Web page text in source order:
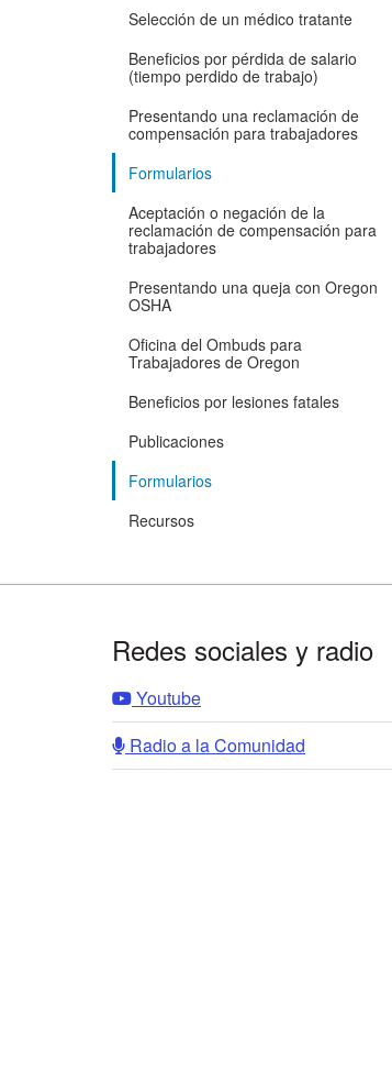
Selección de un médico tratante
Beneficios por pérdida de salario
(tiempo perdido de trabajo)
Presentando una reclamación de
compensación para trabajadores
Formularios
Aceptación o negación de la
reclamación de compensación para
trabajadores
Presentando una queja con Oregon
OSHA
Oficina del Ombuds para
Trabajadores de Oregon
Beneficios por lesiones fatales
Publicaciones
Formularios
Recursos
Redes sociales y radio
Youtube
Radio a la Comunidad